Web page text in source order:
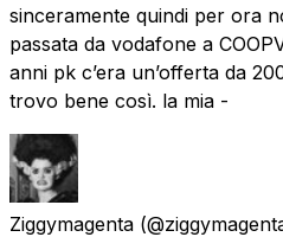
sinceramente quindi per ora
passata da vodafone a
anni pk c’era un’offerta da
trovo bene così. la mia -
Ziggymagenta